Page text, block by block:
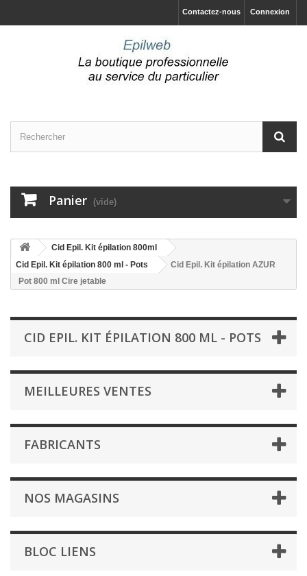
Connexion
Contactez-nous
Panier (vide)
Cid Epil. Kit épilation 800ml
Cid Epil. Kit épilation 800 ml - Pots
Cid Epil. Kit épilation AZUR
Pot 800 ml Cire jetable
CID EPIL. KIT ÉPILATION 800 ML - POTS
MEILLEURES VENTES
FABRICANTS
NOS MAGASINS
BLOC LIENS